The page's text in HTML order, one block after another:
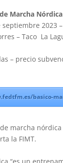
Marcha
2023
– Taco La
– precio
basico-
marcha
la FIMT.